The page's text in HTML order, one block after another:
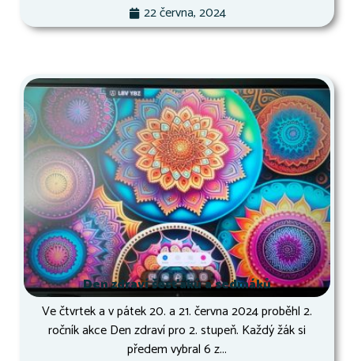
22 června, 2024
Den zdraví šesťáků a sedmáků
Ve čtvrtek a v pátek 20. a 21. června 2024 proběhl 2.
ročník akce Den zdraví pro 2. stupeň. Každý žák si
předem vybral 6 z...